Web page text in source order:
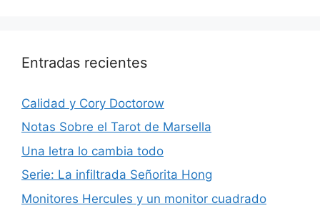
Entradas recientes
Calidad y Cory Doctorow
Notas Sobre el Tarot de Marsella
Una letra lo cambia todo
Serie: La infiltrada Señorita Hong
Monitores Hercules y un monitor cuadrado